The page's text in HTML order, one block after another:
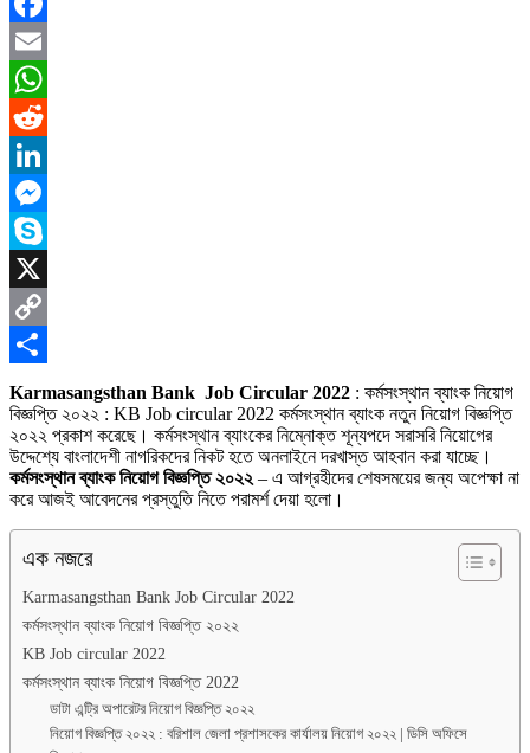
Facebook
Email
WhatsApp
Reddit
LinkedIn
Messenger
Skype
X
Copy
Link
Share
Karmasangsthan Bank Job Circular 2022 : কর্মসংস্থান ব্যাংক নিয়োগ
বিজ্ঞপ্তি ২০২২ : KB Job circular 2022 কর্মসংস্থান ব্যাংক নতুন নিয়োগ বিজ্ঞপ্তি
২০২২ প্রকাশ করেছে। কর্মসংস্থান ব্যাংকের নিম্নোক্ত শূন্যপদে সরাসরি নিয়োগের
উদ্দেশ্যে বাংলাদেশী নাগরিকদের নিকট হতে অনলাইনে দরখাস্ত আহবান করা যাচ্ছে।
কর্মসংস্থান ব্যাংক নিয়োগ বিজ্ঞপ্তি ২০২২ – এ আগ্রহীদের শেষসময়ের জন্য অপেক্ষা না
করে আজই আবেদনের প্রস্তুতি নিতে পরামর্শ দেয়া হলো।
এক নজরে
Karmasangsthan Bank Job Circular 2022
কর্মসংস্থান ব্যাংক নিয়োগ বিজ্ঞপ্তি ২০২২
KB Job circular 2022
কর্মসংস্থান ব্যাংক নিয়োগ বিজ্ঞপ্তি 2022
ডাটা এন্ট্রি অপারেটর নিয়োগ বিজ্ঞপ্তি ২০২২
নিয়োগ বিজ্ঞপ্তি ২০২২ : বরিশাল জেলা প্রশাসকের কার্যালয় নিয়োগ ২০২২ | ডিসি অফিসে